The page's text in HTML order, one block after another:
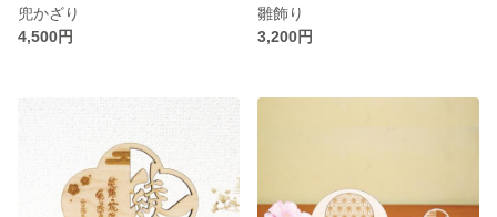
兜かざり
4,500円
雛飾り
3,200円